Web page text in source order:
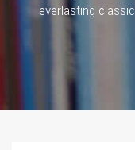
everlasting